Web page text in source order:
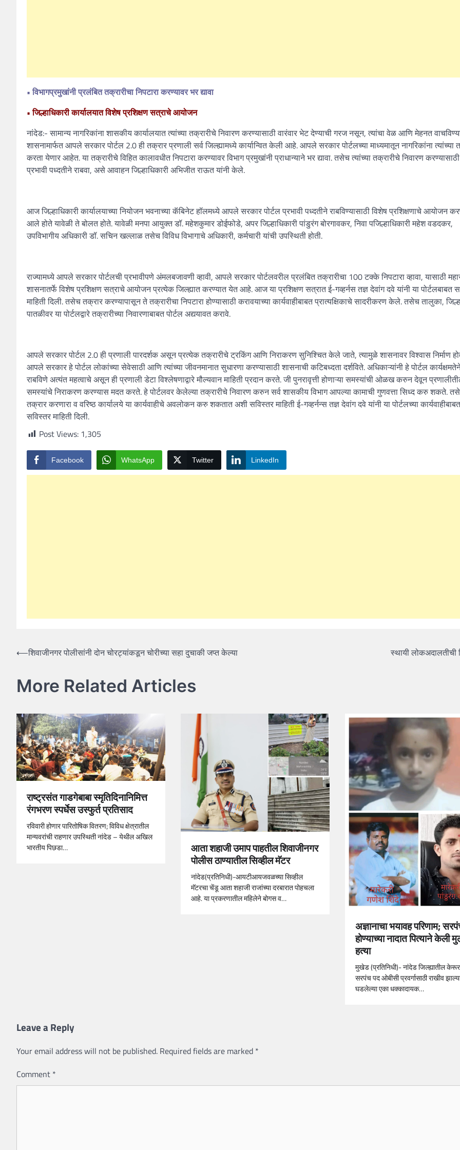
• विभागप्रमुखांनी प्रलंबित तक्रारीचा निपटारा करण्यावर भर द्यावा
• जिल्हाधिकारी कार्यालयात विशेष प्रशिक्षण सत्राचे आयोजन
नांदेड:- सामान्य नागरिकांना शासकीय कार्यालयात त्यांच्या तक्रारीचे निवारण करण्यासाठी वारंवार भेट देण्याची गरज नसून, त्यांचा वेळ आणि मेहनत
शासनामार्फत आपले सरकार पोर्टल 2.0 ही तक्रार प्रणाली सर्व जिल्ह्यामध्ये कार्यान्वित केली आहे. आपले सरकार पोर्टलच्या माध्यमातून नागरिकांना त्यांच्या
करता येणार आहेत. या तक्रारीचे विहित कालावधीत निपटारा करण्यावर विभाग प्रमुखांनी प्राधान्याने भर द्यावा. तसेच त्यांच्या तक्रारीचे निवारण
प्रभावी पध्दतीने राबवा, असे आवाहन जिल्हाधिकारी अभिजीत राऊत यांनी केले.
आज जिल्हाधिकारी कार्यालयाच्या नियोजन भवनाच्या कॅबिनेट हॉलमध्ये आपले सरकार पोर्टल प्रभावी पध्दतीने राबविण्यासाठी विशेष प्रशिक्षणाचे आयोजन
आले होते यावेळी ते बोलत होते. यावेळी मनपा आयुक्त डॉ. महेशकुमार डोईफोडे, अपर जिल्हाधिकारी पांडुरंग बोरगावकर, निवा पजिल्हाधिकारी महेश वडदकर,
उपविभागीय अधिकारी डॉ. सचिन खल्लाळ तसेच विविध विभागाचे अधिकारी, कर्मचारी यांची उपस्थिती होती.
राज्यामध्ये आपले सरकार पोर्टलची प्रभावीपणे अंमलबजावणी व्हावी, आपले सरकार पोर्टलवरील प्रलंबित तक्रारीचा 100 टक्के निपटारा व्हावा, यासाठी
शासनातर्फे विशेष प्रशिक्षण सत्राचे आयोजन प्रत्येक जिल्ह्यात करण्यात येत आहे. आज या प्रशिक्षण सत्रात ई-गव्हर्नस तज्ञ देवांग दवे यांनी या पोर्टलबाबत
माहिती दिली. तसेच तक्रार करण्यापासून ते तक्रारीचा निपटारा होण्यासाठी करावयाच्या कार्यवाहीबाबत प्रात्यक्षिकाचे सादरीकरण केले. तसेच तालुका,
पातळीवर या पोर्टलद्वारे तक्रारीच्या निवारणाबाबत पोर्टल अद्ययावत करावे.
आपले सरकार पोर्टल 2.0 ही प्रणाली पारदर्शक असून प्रत्येक तक्रारीचे ट्रकिंग आणि निराकरण सुनिश्चित केले जाते, त्यामुळे शासनावर विश्वास निर्माण
आपले सरकार हे पोर्टल लोकांच्या सेवेसाठी आणि त्यांच्या जीवनमानात सुधारणा करण्यासाठी शासनाची कटिबध्दता दर्शविते. अधिकाऱ्यांनी हे पोर्टल
राबविणे अत्यंत महत्वाचे असून ही प्रणाली डेटा विश्लेषणाद्वारे मौल्यवान माहिती प्रदान करते. जी पुनरावृत्ती होणाऱ्या समस्यांची ओळख करुन देवून
समस्यांचे निराकरण करण्यास मदत करते. हे पोर्टलवर केलेल्या तक्रारीचे निवारण करुन सर्व शासकीय विभाग आपल्या कामाची गुणवत्ता सिध्द करु शकते.
तक्रार करणारा व वरिष्ठ कार्यालये या कार्यवाहीचे अवलोकन करु शकतात अशी सविस्तर माहिती ई-गव्हर्नन्स तज्ञ देवांग दवे यांनी या पोर्टलच्या कार्यवाहीबाबत
सविस्तर माहिती दिली.
Post Views: 1,305
Facebook WhatsApp Twitter LinkedIn
Post
⟵शिवाजीनगर पोलीसांनी दोन चोरट्यांकडून चोरीच्या सहा दुचाकी जप्त केल्या स्थायी लोकअदालतीची
More Related Articles
राष्ट्रसंत गाडगेबाबा स्मृतिदिनानिमित्त
रंगभरण स्पर्धेस उस्फुर्त प्रतिसाद
रविवारी होणार पारितोषिक वितरण; विविध क्षेत्रातील
मान्यवरांची राहणार उपस्थिती नांदेड – येथील अखिल
भारतीय पिछडा…
आता शहाजी उमाप पाहतील शिवाजीनगर
पोलीस ठाण्यातील सिव्हील मॅटर
नांदेड(प्रतिनिधी)-आयटीआयजवळच्या सिव्हील
मॅटरचा चेंडू आता शहाजी राजांच्या दरबारात पोहचला
आहे. या प्रकरणातील महिलेने बोगस व…
अज्ञानाचा भयावह परिणाम;
होण्याच्या नादात पित्याने केली
हत्या
मुखेड (प्रतिनिधी)- नांदेड जिल्ह्यातील केरूर
सरपंच पद ओबीसी प्रवर्गासाठी राखीव
घडलेल्या एका धक्कादायक…
Leave a Reply
Your email address will not be published. Required fields are marked *
Comment *